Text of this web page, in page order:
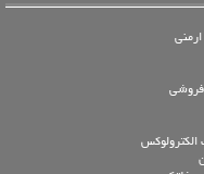
فروشی